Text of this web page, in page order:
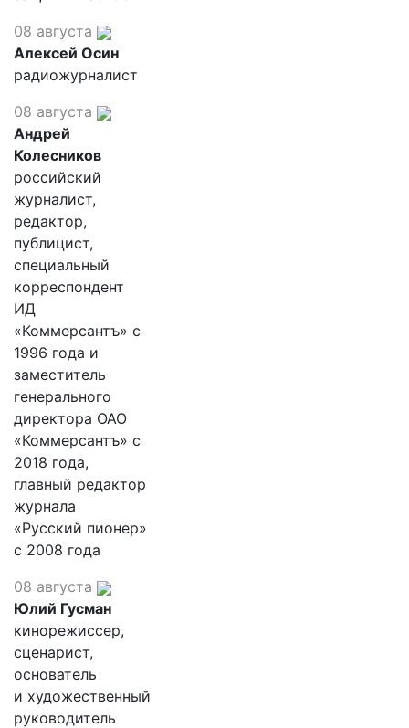
08 августа
Алексей Осин
радиожурналист
08 августа
Андрей
Колесников
российский
журналист,
редактор,
публицист,
специальный
корреспондент
ИД
«Коммерсантъ» с
1996 года и
заместитель
генерального
директора ОАО
«Коммерсантъ» с
2018 года,
главный редактор
журнала
«Русский пионер»
с 2008 года
08 августа
Юлий Гусман
кинорежиссер,
сценарист,
основатель
и художественный
руководитель